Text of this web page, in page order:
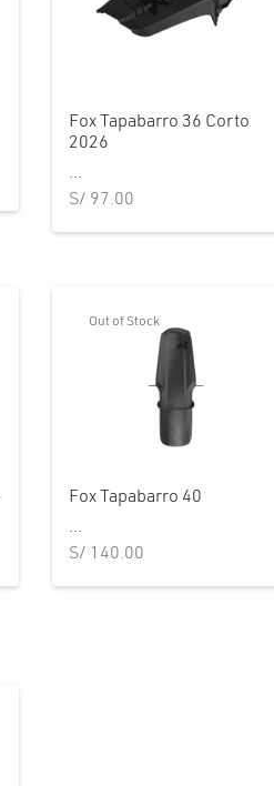
Fox Tapabarro 36 Corto
2026
...
S/ 97.00
Out of Stock
Fox Tapabarro 40
...
S/ 140.00